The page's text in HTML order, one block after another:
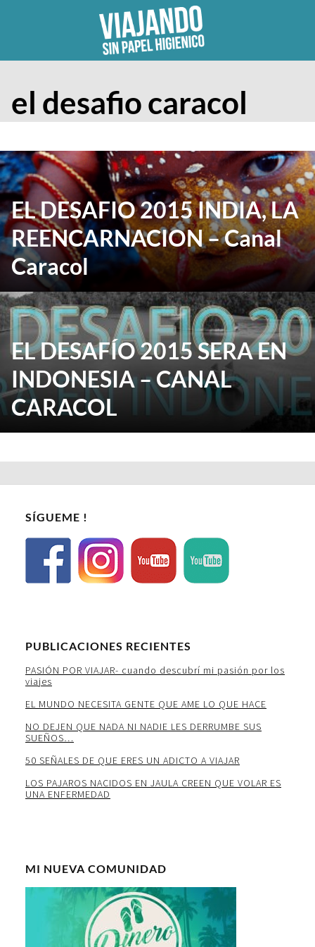
el desafio caracol
EL DESAFIO 2015 INDIA, LA
REENCARNACION – Canal
Caracol
EL DESAFÍO 2015 SERA EN
INDONESIA – CANAL
CARACOL
SÍGUEME !
PUBLICACIONES RECIENTES
PASIÓN POR VIAJAR- cuando descubrí mi pasión por los
viajes
EL MUNDO NECESITA GENTE QUE AME LO QUE HACE
NO DEJEN QUE NADA NI NADIE LES DERRUMBE SUS
SUEÑOS…
50 SEÑALES DE QUE ERES UN ADICTO A VIAJAR
LOS PAJAROS NACIDOS EN JAULA CREEN QUE VOLAR ES
UNA ENFERMEDAD
MI NUEVA COMUNIDAD